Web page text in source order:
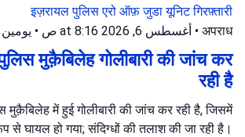
इज़रायल पुलिसएरो ऑफ़ जुडा यूनिटगिरफ़्तारी
अपराध
• أغسطس 6, 2026 at 8:16 ص •
मुक़ैबिलेह गोलीबारी की जांच कर
रही है
मुक़ैबिलेह में हुई गोलीबारी की जांच कर रही है, जिसमें
से घायल हो गया; संदिग्धों की तलाश की जा रही है।